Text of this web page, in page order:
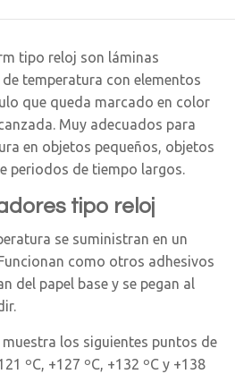
tipo reloj son láminas
temperatura con elementos
que queda marcado en color
Muy adecuados para
en objetos pequeños, objetos
periodos de tiempo largos.
tipo reloj
se suministran en un
como otros adhesivos
del papel base y se pegan al
los siguientes puntos de
ºC, +127 ºC, +132 ºC y +138